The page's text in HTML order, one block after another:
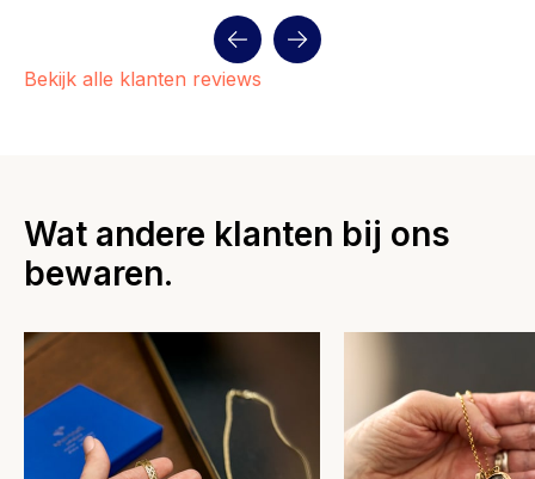
Bekijk alle klanten reviews
Wat andere klanten bij ons
bewaren.